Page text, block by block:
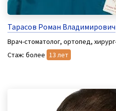
Тарасов Роман Владимирович
Врач-стоматолог, ортопед,
Стаж: более 13 лет